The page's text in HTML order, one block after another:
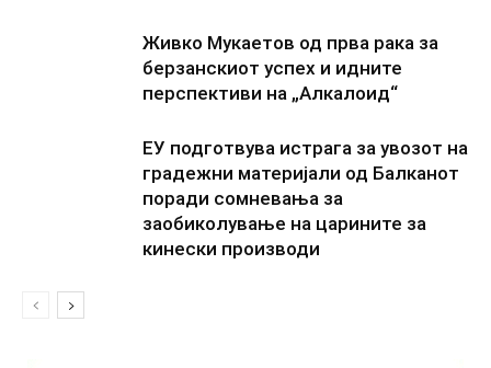
Живко Мукаетов од прва рака за
берзанскиот успех и идните
перспективи на „Алкалоид“
ЕУ подготвува истрага за увозот на
градежни материјали од Балканот
поради сомневања за
заобиколување на царините за
кинески производи